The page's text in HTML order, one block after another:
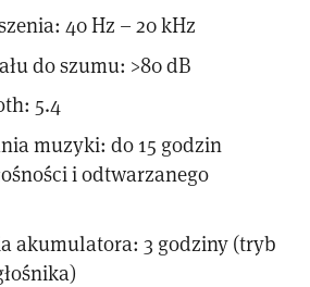
40 Hz – 20 kHz
do szumu: >80 dB
5.4
muzyki: do 15 godzin
i odtwarzanego
akumulatora: 3 godziny (tryb